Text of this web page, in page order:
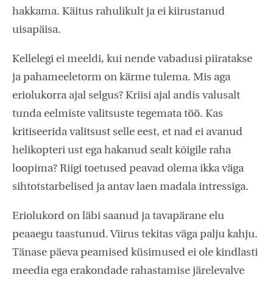
hakkama. Käitus rahulikult ja ei kiirustanud
uisapäisa.
Kellelegi ei meeldi, kui nende vabadusi piiratakse
ja pahameeletorm on kärme tulema. Mis aga
eriolukorra ajal selgus? Kriisi ajal andis valusalt
tunda eelmiste valitsuste tegemata töö. Kas
kritiseerida valitsust selle eest, et nad ei avanud
helikopteri ust ega hakanud sealt kõigile raha
loopima? Riigi toetused peavad olema ikka väga
sihtotstarbelised ja antav laen madala intressiga.
Eriolukord on läbi saanud ja tavapärane elu
peaaegu taastunud. Viirus tekitas väga palju kahju.
Tänase päeva peamised küsimused ei ole kindlasti
meedia ega erakondade rahastamise järelevalve